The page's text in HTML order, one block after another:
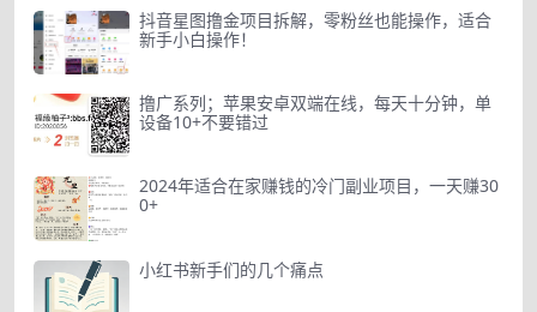
抖音星图撸金项目拆解，零粉丝也能操作，适合
新手小白操作！
撸广系列；苹果安卓双端在线，每天十分钟，单
设备10+不要错过
2024年适合在家赚钱的冷门副业项目，一天赚30
0+
小红书新手们的几个痛点